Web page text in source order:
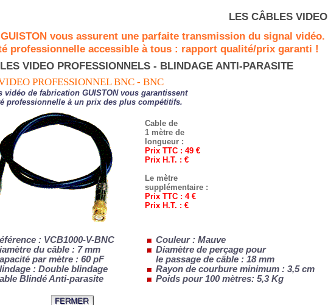
LES CÂBLES VIDEO
vous assurent une parfaite transmission du signal vidéo.
professionnelle accessible à tous : rapport qualité/prix garanti !
VIDEO PROFESSIONNELS - BLINDAGE ANTI-PARASITE
PROFESSIONNEL BNC - BNC
de fabrication GUISTON vous garantissent
professionnelle à un prix des plus compétitifs.
Cable de
1 mètre de
longueur :
Prix TTC : 49 €
Prix H.T. : €
Le mètre
supplémentaire :
Prix TTC : 4 €
Prix H.T. : €
: VCB1000-V-BNC
du câble : 7 mm
par mètre : 60 pF
: Double blindage
Blindé Anti-parasite
Couleur : Mauve
Diamètre de perçage pour
le passage de câble : 18 mm
Rayon de courbure minimum : 3,5 cm
Poids pour 100 mètres: 5,3 Kg